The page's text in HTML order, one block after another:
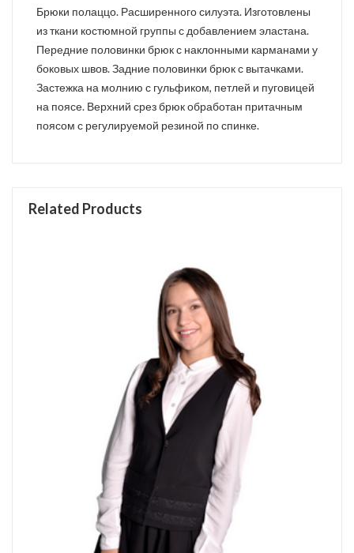
Брюки полаццо. Расширенного силуэта. Изготовлены
из ткани костюмной группы с добавлением эластана.
Передние половинки брюк с наклонными карманами у
боковых швов. Задние половинки брюк с вытачками.
Застежка на молнию с гульфиком, петлей и пуговицей
на поясе. Верхний срез брюк обработан притачным
поясом с регулируемой резиной по спинке.
Related Products